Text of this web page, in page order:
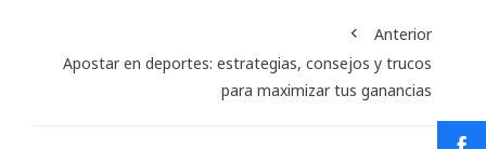
Anterior
Apostar en deportes: estrategias, consejos y trucos
para maximizar tus ganancias